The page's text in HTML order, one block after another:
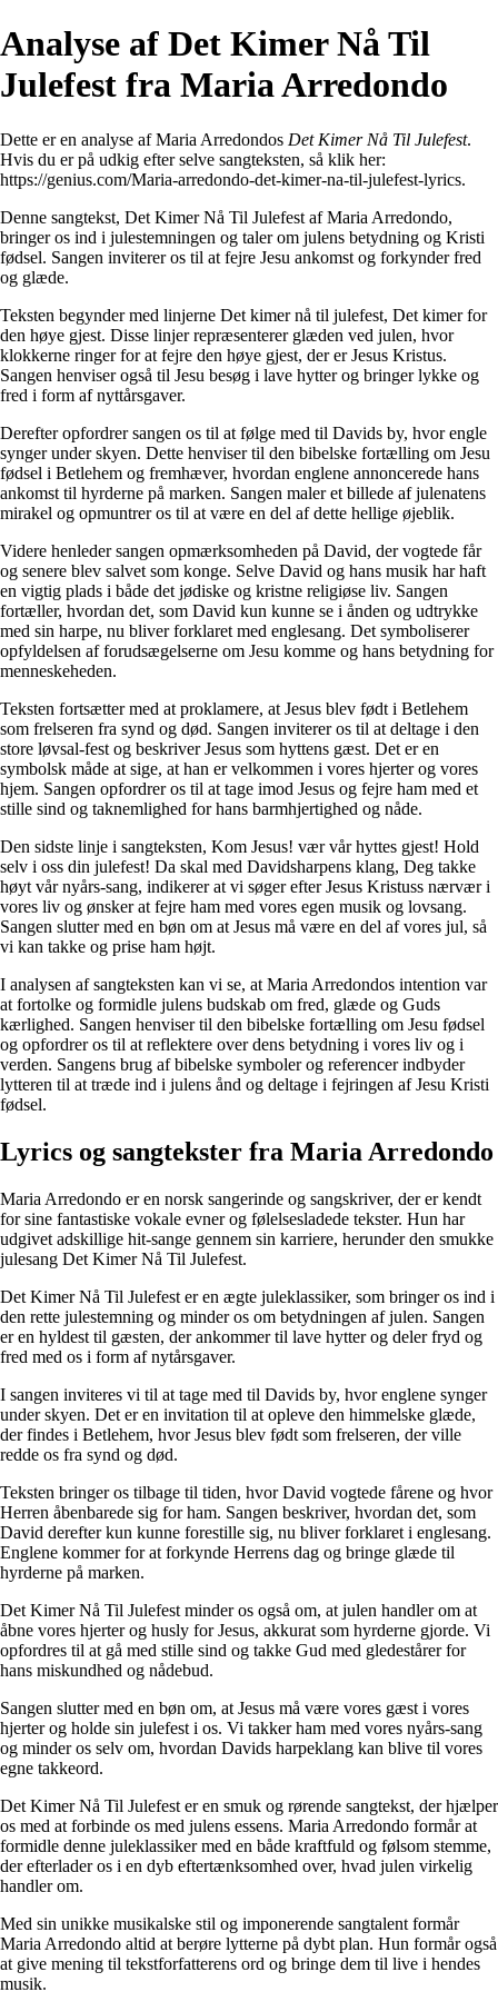
Analyse af Det Kimer Nå Til
Julefest fra Maria Arredondo
Dette er en analyse af Maria Arredondos Det Kimer Nå Til Julefest.
Hvis du er på udkig efter selve sangteksten, så klik her:
https://genius.com/Maria-arredondo-det-kimer-na-til-julefest-lyrics.
Denne sangtekst, Det Kimer Nå Til Julefest af Maria Arredondo,
bringer os ind i julestemningen og taler om julens betydning og Kristi
fødsel. Sangen inviterer os til at fejre Jesu ankomst og forkynder fred
og glæde.
Teksten begynder med linjerne Det kimer nå til julefest, Det kimer for
den høye gjest. Disse linjer repræsenterer glæden ved julen, hvor
klokkerne ringer for at fejre den høye gjest, der er Jesus Kristus.
Sangen henviser også til Jesu besøg i lave hytter og bringer lykke og
fred i form af nyttårsgaver.
Derefter opfordrer sangen os til at følge med til Davids by, hvor engle
synger under skyen. Dette henviser til den bibelske fortælling om Jesu
fødsel i Betlehem og fremhæver, hvordan englene annoncerede hans
ankomst til hyrderne på marken. Sangen maler et billede af julenatens
mirakel og opmuntrer os til at være en del af dette hellige øjeblik.
Videre henleder sangen opmærksomheden på David, der vogtede får
og senere blev salvet som konge. Selve David og hans musik har haft
en vigtig plads i både det jødiske og kristne religiøse liv. Sangen
fortæller, hvordan det, som David kun kunne se i ånden og udtrykke
med sin harpe, nu bliver forklaret med englesang. Det symboliserer
opfyldelsen af forudsægelserne om Jesu komme og hans betydning for
menneskeheden.
Teksten fortsætter med at proklamere, at Jesus blev født i Betlehem
som frelseren fra synd og død. Sangen inviterer os til at deltage i den
store løvsal-fest og beskriver Jesus som hyttens gæst. Det er en
symbolsk måde at sige, at han er velkommen i vores hjerter og vores
hjem. Sangen opfordrer os til at tage imod Jesus og fejre ham med et
stille sind og taknemlighed for hans barmhjertighed og nåde.
Den sidste linje i sangteksten, Kom Jesus! vær vår hyttes gjest! Hold
selv i oss din julefest! Da skal med Davidsharpens klang, Deg takke
høyt vår nyårs-sang, indikerer at vi søger efter Jesus Kristuss nærvær i
vores liv og ønsker at fejre ham med vores egen musik og lovsang.
Sangen slutter med en bøn om at Jesus må være en del af vores jul, så
vi kan takke og prise ham højt.
I analysen af sangteksten kan vi se, at Maria Arredondos intention var
at fortolke og formidle julens budskab om fred, glæde og Guds
kærlighed. Sangen henviser til den bibelske fortælling om Jesu fødsel
og opfordrer os til at reflektere over dens betydning i vores liv og i
verden. Sangens brug af bibelske symboler og referencer indbyder
lytteren til at træde ind i julens ånd og deltage i fejringen af Jesu Kristi
fødsel.
Lyrics og sangtekster fra Maria Arredondo
Maria Arredondo er en norsk sangerinde og sangskriver, der er kendt
for sine fantastiske vokale evner og følelsesladede tekster. Hun har
udgivet adskillige hit-sange gennem sin karriere, herunder den smukke
julesang Det Kimer Nå Til Julefest.
Det Kimer Nå Til Julefest er en ægte juleklassiker, som bringer os ind i
den rette julestemning og minder os om betydningen af julen. Sangen
er en hyldest til gæsten, der ankommer til lave hytter og deler fryd og
fred med os i form af nytårsgaver.
I sangen inviteres vi til at tage med til Davids by, hvor englene synger
under skyen. Det er en invitation til at opleve den himmelske glæde,
der findes i Betlehem, hvor Jesus blev født som frelseren, der ville
redde os fra synd og død.
Teksten bringer os tilbage til tiden, hvor David vogtede fårene og hvor
Herren åbenbarede sig for ham. Sangen beskriver, hvordan det, som
David derefter kun kunne forestille sig, nu bliver forklaret i englesang.
Englene kommer for at forkynde Herrens dag og bringe glæde til
hyrderne på marken.
Det Kimer Nå Til Julefest minder os også om, at julen handler om at
åbne vores hjerter og husly for Jesus, akkurat som hyrderne gjorde. Vi
opfordres til at gå med stille sind og takke Gud med gledestårer for
hans miskundhed og nådebud.
Sangen slutter med en bøn om, at Jesus må være vores gæst i vores
hjerter og holde sin julefest i os. Vi takker ham med vores nyårs-sang
og minder os selv om, hvordan Davids harpeklang kan blive til vores
egne takkeord.
Det Kimer Nå Til Julefest er en smuk og rørende sangtekst, der hjælper
os med at forbinde os med julens essens. Maria Arredondo formår at
formidle denne juleklassiker med en både kraftfuld og følsom stemme,
der efterlader os i en dyb eftertænksomhed over, hvad julen virkelig
handler om.
Med sin unikke musikalske stil og imponerende sangtalent formår
Maria Arredondo altid at berøre lytterne på dybt plan. Hun formår også
at give mening til tekstforfatterens ord og bringe dem til live i hendes
musik.